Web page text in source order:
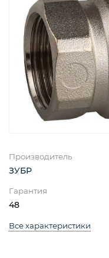
Производитель
ЗУБР
Гарантия
48
Все характеристики